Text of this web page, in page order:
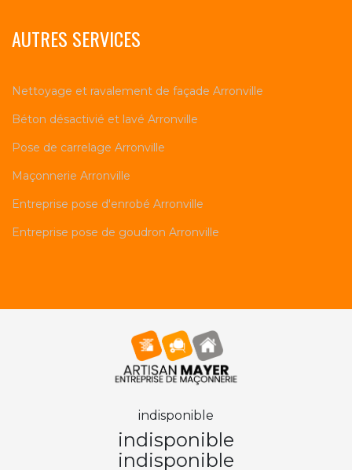
AUTRES SERVICES
Nettoyage et ravalement de façade Arronville
Béton désactivié et lavé Arronville
Pose de carrelage Arronville
Maçonnerie Arronville
Entreprise pose d'enrobé Arronville
Entreprise pose de goudron Arronville
indisponible
indisponible
indisponible